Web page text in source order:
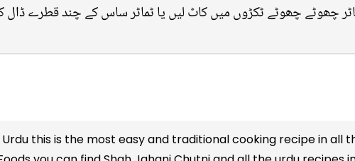
چھوٹے چھوٹے ٹکڑوں میں کاٹ لیں یا ٹماٹر ساس کے چند قطرے ڈال
this is the most easy and traditional cooking recipe in all